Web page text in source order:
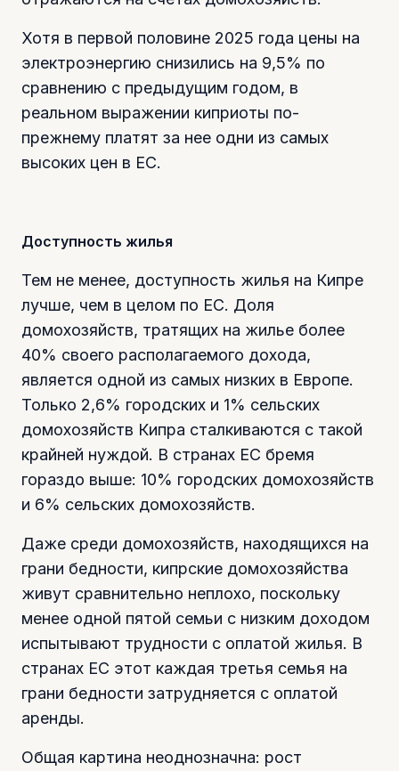
Хотя в первой половине 2025 года цены на
электроэнергию снизились на 9,5% по
сравнению с предыдущим годом, в
реальном выражении киприоты по-
прежнему платят за нее одни из самых
высоких цен в ЕС.
Доступность жилья
Тем не менее, доступность жилья на Кипре
лучше, чем в целом по ЕС. Доля
домохозяйств, тратящих на жилье более
40% своего располагаемого дохода,
является одной из самых низких в Европе.
Только 2,6% городских и 1% сельских
домохозяйств Кипра сталкиваются с такой
крайней нуждой. В странах ЕС бремя
гораздо выше: 10% городских домохозяйств
и 6% сельских домохозяйств.
Даже среди домохозяйств, находящихся на
грани бедности, кипрские домохозяйства
живут сравнительно неплохо, поскольку
менее одной пятой семьи с низким доходом
испытывают трудности с оплатой жилья. В
странах ЕС этот каждая третья семья на
грани бедности затрудняется с оплатой
аренды.
Общая картина неоднозначна: рост